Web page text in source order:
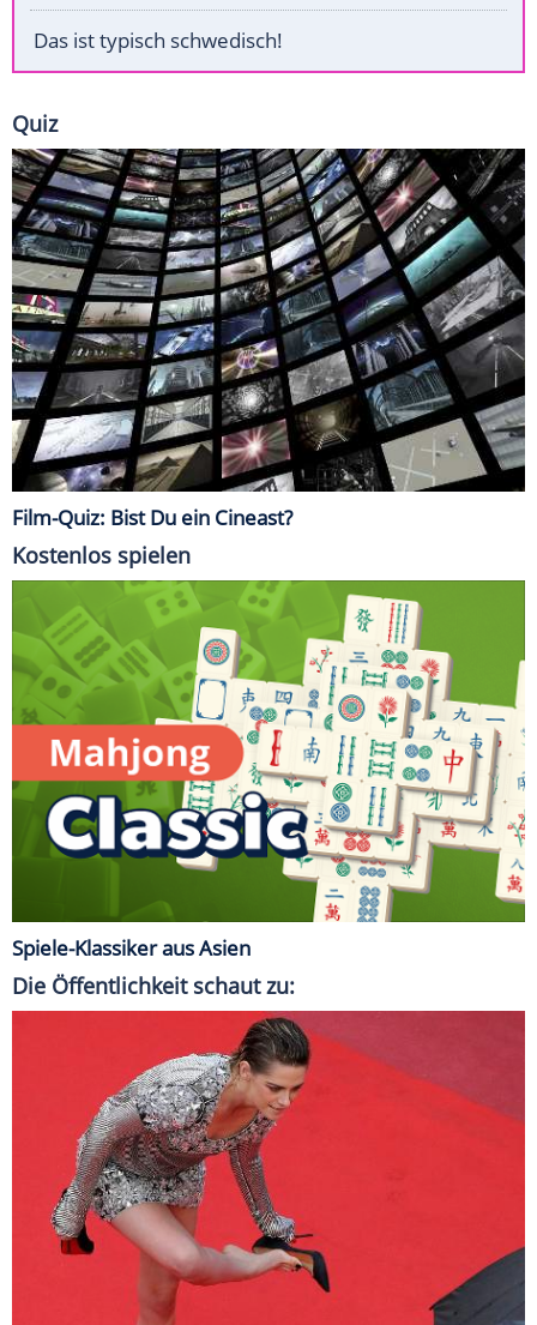
Das ist typisch schwedisch!
Quiz
Film-Quiz: Bist Du ein Cineast?
Kostenlos spielen
Spiele-Klassiker aus Asien
Die Öffentlichkeit schaut zu: